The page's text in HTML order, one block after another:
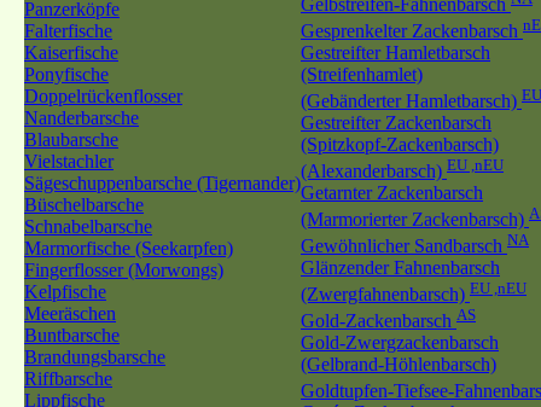
Panzerköpfe
Falterfische
Kaiserfische
Ponyfische
Doppelrückenflosser
Nanderbarsche
Blaubarsche
Vielstachler
Sägeschuppenbarsche (Tigernander)
Büschelbarsche
Schnabelbarsche
Marmorfische (Seekarpfen)
Fingerflosser (Morwongs)
Kelpfische
Meeräschen
Buntbarsche
Brandungsbarsche
Riffbarsche
Lippfische
Gelbstreifen-Fahnenbarsch
Gesprenkelter Zackenbarsch
Gestreifter Hamletbarsch
(Streifenhamlet)
(Gebänderter Hamletbarsch)
Gestreifter Zackenbarsch
(Spitzkopf-Zackenbarsch)
(Alexanderbarsch) EU ,nEU
Getarnter Zackenbarsch
(Marmorierter Zackenbarsch)
Gewöhnlicher Sandbarsch NA
Glänzender Fahnenbarsch
(Zwergfahnenbarsch) EU ,nEU
Gold-Zackenbarsch AS
Gold-Zwergzackenbarsch
(Gelbrand-Höhlenbarsch)
Goldtupfen-Tiefsee-